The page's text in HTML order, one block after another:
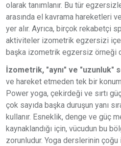
olarak tanımlanır. Bu tür
arasında el kavrama hareketleri
yer alır. Ayrıca, birçok rekabetçi
aktiviteler izometrik egzersizi
başka izometrik egzersiz örneği
İzometrik, "aynı" ve "uzunluk"
ve hareket etmeden tek bir
Power yoga, çekirdeği ve sırtı
çok sayıda başka duruşun yanı
kullanır. Esneklik, denge ve güç
kaynaklandığı için, vücudun bu
zorunludur. Yoga derslerinin